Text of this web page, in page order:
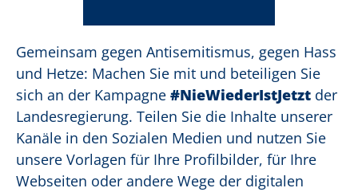
Gemeinsam gegen Antisemitismus, gegen Hass
und Hetze: Machen Sie mit und beteiligen Sie
sich an der Kampagne #NieWiederIstJetzt der
Landesregierung. Teilen Sie die Inhalte unserer
Kanäle in den Sozialen Medien und nutzen Sie
unsere Vorlagen für Ihre Profilbilder, für Ihre
Webseiten oder andere Wege der digitalen